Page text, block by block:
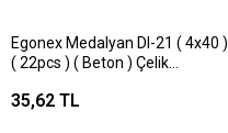
Egonex Medalyan Dl-21 ( 4x40 )
( 22pcs ) ( Beton ) Çelik
35,62 TL